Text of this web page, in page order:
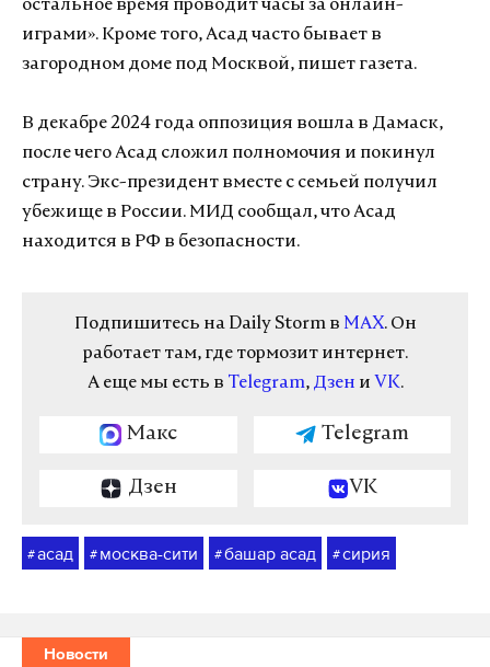
остальное время проводит часы за онлайн-
играми». Кроме того, Асад часто бывает в
загородном доме под Москвой, пишет газета.
В декабре 2024 года оппозиция вошла в Дамаск,
после чего Асад сложил полномочия и покинул
страну. Экс-президент вместе с семьей получил
убежище в России. МИД сообщал, что Асад
находится в РФ в безопасности.
Подпишитесь на Daily Storm в MAX. Он
работает там, где тормозит интернет.
А еще мы есть в Telegram, Дзен и VK.
Макс Telegram
Дзен VK
#асад # москва-сити #башар асад #сирия
Новости